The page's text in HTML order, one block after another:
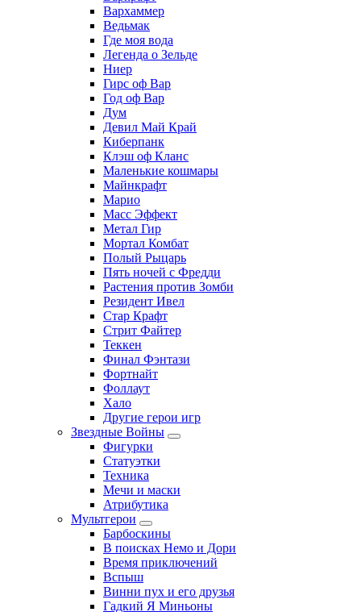
Вархаммер
Ведьмак
Где моя вода
Легенда о Зельде
Ниер
Гирс оф Вар
Год оф Вар
Дум
Девил Май Край
Киберпанк
Клэш оф Кланс
Маленькие кошмары
Майнкрафт
Марио
Масс Эффект
Метал Гир
Мортал Комбат
Полый Рыцарь
Пять ночей с Фредди
Растения против Зомби
Резидент Ивел
Стар Крафт
Стрит Файтер
Теккен
Финал Фэнтази
Фортнайт
Фоллаут
Хало
Другие герои игр
Звездные Войны
Фигурки
Статуэтки
Техника
Мечи и маски
Атрибутика
Мультгерои
Барбоскины
В поисках Немо и Дори
Время приключений
Вспыш
Винни пух и его друзья
Гадкий Я Миньоны